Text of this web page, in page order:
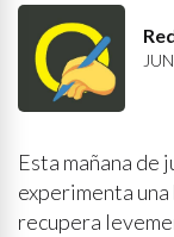
Esta mañana de
experimenta
recupera